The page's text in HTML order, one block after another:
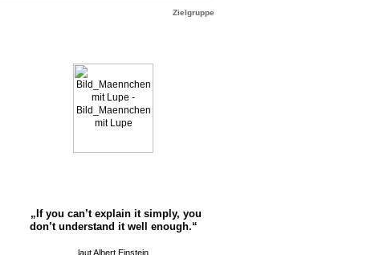
Zielgruppe
„If you can’t explain it simply, you
don’t understand it well enough.“
laut Albert Einstein